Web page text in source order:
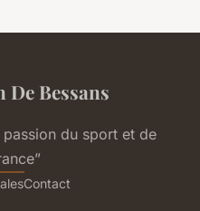
Bessans
du sport et de
Contact